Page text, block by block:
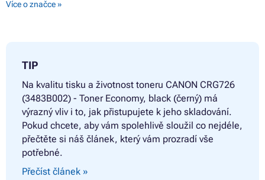
Více o značce »
TIP
Na kvalitu tisku a životnost toneru CANON CRG726
(3483B002) - Toner Economy, black (černý) má
výrazný vliv i to, jak přistupujete k jeho skladování.
Pokud chcete, aby vám spolehlivě sloužil co nejdéle,
přečtěte si náš článek, který vám prozradí vše
potřebné.
Přečíst článek »